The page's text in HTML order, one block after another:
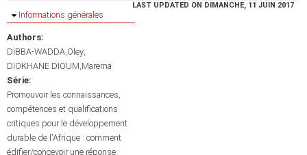
LAST UPDATED ON DIMANCHE, 11 JUIN 2017
Masquer
Informations générales
Authors:
DIBBA-WADDA,Oley
DIOKHANE DIOUM,Marema
Série:
Promouvoir les connaissances,
compétences et qualifications
critiques pour le développement
durable de l'Afrique : comment
édifier/concevoir une réponse